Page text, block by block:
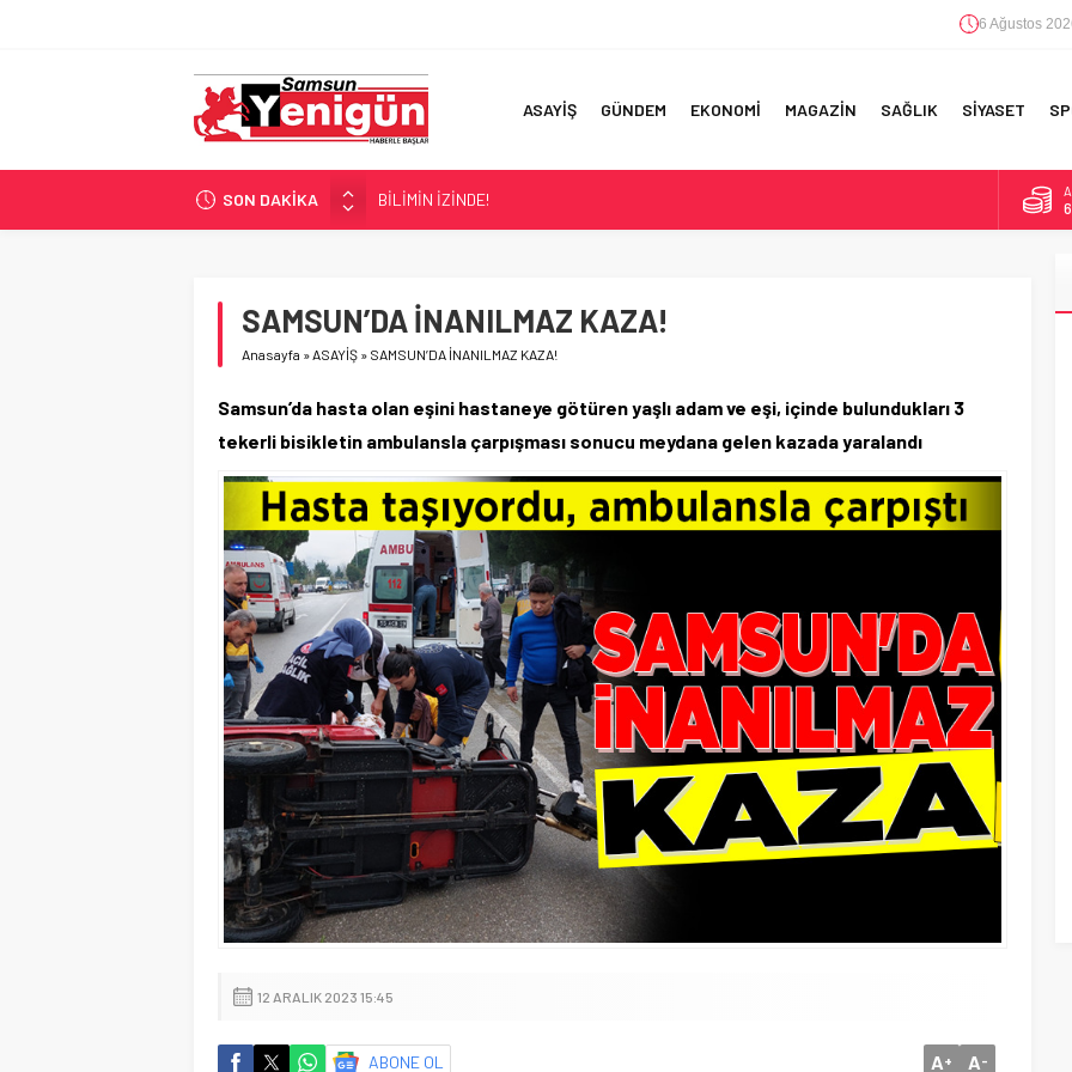
6 Ağustos
ASAYİŞ GÜNDEM EKONOMİ MAGAZİN SAĞLIK SİYASET
SON DAKİKA
BİLİMİN İZİNDE!
TIR’A ‘ZEHİR’ BASKINI!
UÇURUMDA CAN PAZARI!
SAMSUN YANACAK!
SAMSUN’DA İNANILMAZ KAZA!
Anasayfa »ASAYİŞ » SAMSUN’DA İNANILMAZ KAZA!
Samsun’da hasta olan eşini hastaneye götüren yaşlı adam ve eşi, içinde bulundukları 3
tekerli bisikletin ambulansla çarpışması sonucu meydana gelen kazada yaralandı
12 ARALIK 2023 15:45
ABONE OL A+ A-